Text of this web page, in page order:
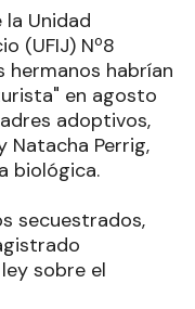
Unidad
(UFIJ) Nº8
hermanos habrían
en agosto
adoptivos,
Natacha Perrig,
biológica.
secuestrados,
sobre el